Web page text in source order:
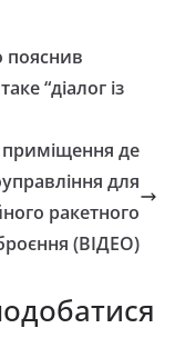
пояснив
“діалог із
приміщення де
для
ракетного
(ВІДЕО)